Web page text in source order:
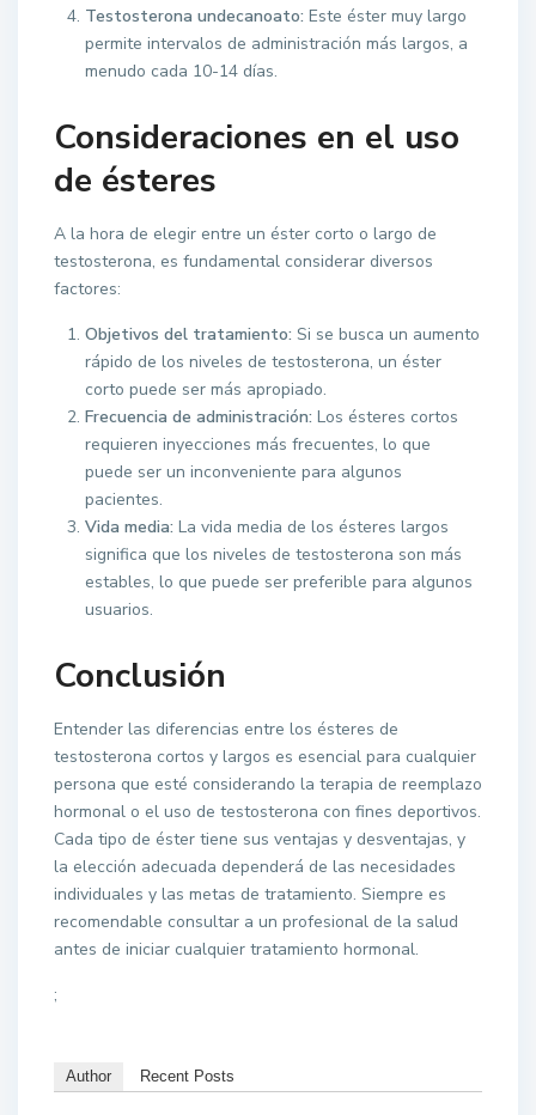
Testosterona undecanoato: Este éster muy largo
permite intervalos de administración más largos, a
menudo cada 10-14 días.
Consideraciones en el uso
de ésteres
A la hora de elegir entre un éster corto o largo de
testosterona, es fundamental considerar diversos
factores:
Objetivos del tratamiento: Si se busca un aumento
rápido de los niveles de testosterona, un éster
corto puede ser más apropiado.
Frecuencia de administración: Los ésteres cortos
requieren inyecciones más frecuentes, lo que
puede ser un inconveniente para algunos
pacientes.
Vida media: La vida media de los ésteres largos
significa que los niveles de testosterona son más
estables, lo que puede ser preferible para algunos
usuarios.
Conclusión
Entender las diferencias entre los ésteres de
testosterona cortos y largos es esencial para cualquier
persona que esté considerando la terapia de reemplazo
hormonal o el uso de testosterona con fines deportivos.
Cada tipo de éster tiene sus ventajas y desventajas, y
la elección adecuada dependerá de las necesidades
individuales y las metas de tratamiento. Siempre es
recomendable consultar a un profesional de la salud
antes de iniciar cualquier tratamiento hormonal.
;
Author Recent Posts